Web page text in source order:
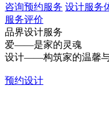
咨询预约服务 设计服务
服务评价
品界设计服务
爱——是家的灵魂
设计——构筑家的温馨
预约设计